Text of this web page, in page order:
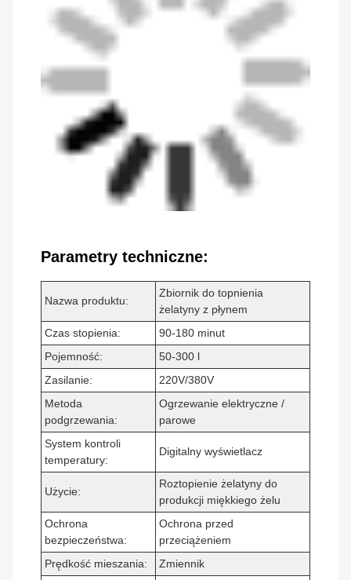
Parametry techniczne:
Nazwa produktu:
Zbiornik do topnienia
żelatyny z płynem
Czas stopienia:
90-180 minut
Pojemność:
50-300 l
Zasilanie:
220V/380V
Metoda
podgrzewania:
Ogrzewanie elektryczne /
parowe
System kontroli
temperatury:
Digitalny wyświetlacz
Użycie:
Roztopienie żelatyny do
produkcji miękkiego żelu
Ochrona
bezpieczeństwa:
Ochrona przed
przeciążeniem
Prędkość mieszania:
Zmiennik